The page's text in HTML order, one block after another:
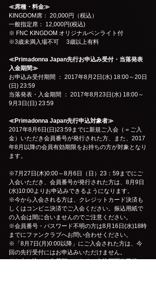
≪席種・料金≫
KINGDOM席： 20,000円（税込）
一般指定席： 12,000円(税込)
※ FNC KINGDOM オリジナルペンライト付
※3歳未満入場不可　 3歳以上有料
≪Primadonna Japan先行お申込み受付・当落発表
入金期間≫
お申込み受付期間 ： 2017年8月2日(水) 18:00～20日
(日) 23:59
当落発表・入金期間 ： 2017年8月23日(水) 18:00～
9月3日(日) 23:59
≪Primadonna Japan先行申込対象者≫
2017年8月6日(日)23:59までに新規ご入会（＝ご入
金）いただき会員番号が発行された方、また、2017
年8月以降の会員有効期限をお持ちの方が対象となり
ます。
※7月27日(木)0:00～8月6日（日）23：59までにご
入会いただき、会員番号が発行された方は、8月9日
(水)10:00よりお申込みできるようになります。
※今から入会される方は、クレジットカード決済も
しくはコンビニ決済でご入会ください。振込用紙で
の入会は間に合いませんのでご注意ください。
※会員番号・パスワード不明の方は8月16日(水)18時
までにファンクラブへお問い合わせください。
※「8月7日(月)0:00以降」にご入会された方は、今
回の先行受付にはお申込みいただけません。
※お申し込みは先着順ではなく、申込期間終了後に